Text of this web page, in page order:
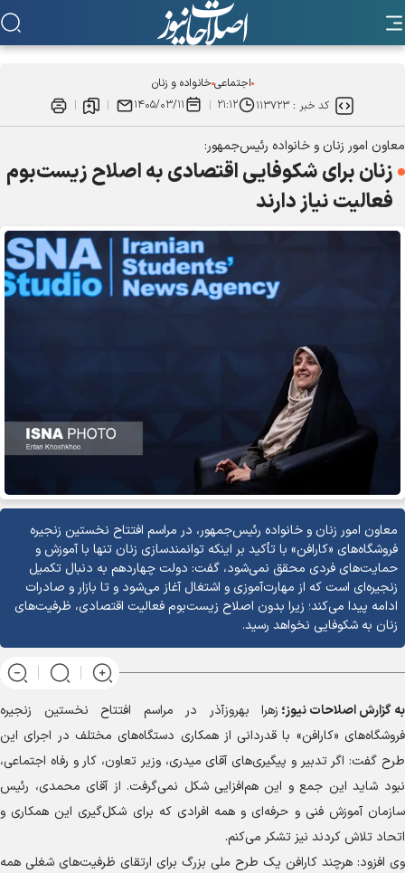
اجتماعیخانواده و زنان
کد خبر : ۱۱۳۷۲۳ ۲۱:۱۲ ۱۴۰۵/۰۳/۱۱
معاون امور زنان و خانواده رئیس‌جمهور:
زنان برای شکوفایی اقتصادی به اصلاح زیست‌بوم
فعالیت نیاز دارند
معاون امور زنان و خانواده رئیس‌جمهور، در مراسم افتتاح نخستین زنجیره
فروشگاه‌های «کارافن» با تأکید بر اینکه توانمندسازی زنان تنها با آموزش و
حمایت‌های فردی محقق نمی‌شود، گفت: دولت چهاردهم به دنبال تکمیل
زنجیره‌ای است که از مهارت‌آموزی و اشتغال آغاز می‌شود و تا بازار و صادرات
ادامه پیدا می‌کند؛ زیرا بدون اصلاح زیست‌بوم فعالیت اقتصادی، ظرفیت‌های
زنان به شکوفایی نخواهد رسید.
به گزارشاصلاحات نیوز؛ زهرا بهروزآذر در مراسم افتتاح نخستین زنجیره
فروشگاه‌های «کارافن» با قدردانی از همکاری دستگاه‌های مختلف در اجرای این
طرح گفت: اگر تدبیر و پیگیری‌های آقای میدری، وزیر تعاون، کار و رفاه اجتماعی،
نبود شاید این جمع و این هم‌افزایی شکل نمی‌گرفت. از آقای محمدی، رئیس
سازمان آموزش فنی و حرفه‌ای و همه افرادی که برای شکل‌گیری این همکاری و
اتحاد تلاش کردند نیز تشکر می‌کنم.
وی افزود: هرچند کارافن یک طرح ملی بزرگ برای ارتقای ظرفیت‌های شغلی همه